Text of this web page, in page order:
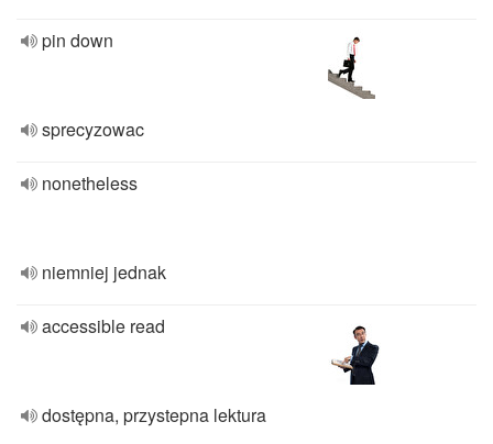
pin down
sprecyzowac
nonetheless
niemniej jednak
accessible read
dostępna, przystepna lektura